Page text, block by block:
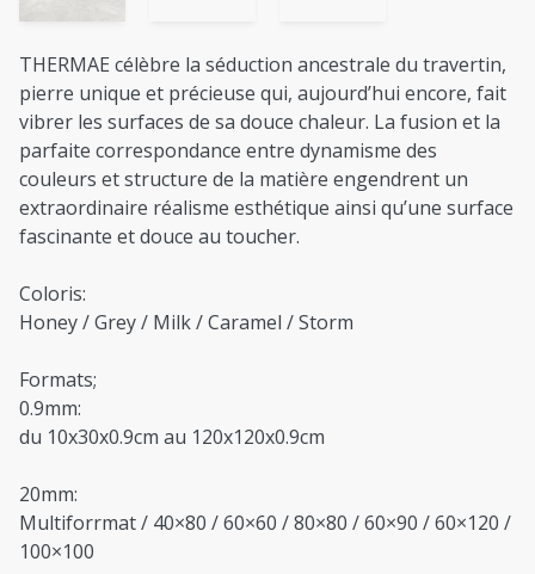
THERMAE célèbre la séduction ancestrale du travertin,
pierre unique et précieuse qui, aujourd’hui encore, fait
vibrer les surfaces de sa douce chaleur. La fusion et la
parfaite correspondance entre dynamisme des
couleurs et structure de la matière engendrent un
extraordinaire réalisme esthétique ainsi qu’une surface
fascinante et douce au toucher.
Coloris:
Honey / Grey / Milk / Caramel / Storm
Formats;
0.9mm:
du 10x30x0.9cm au 120x120x0.9cm
20mm:
Multiforrmat / 40×80 / 60×60 / 80×80 / 60×90 / 60×120 /
100×100